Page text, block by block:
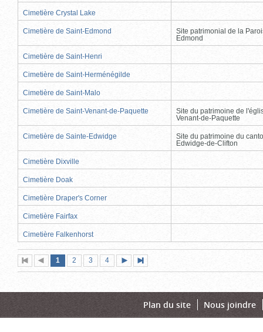
Cimetière Crystal Lake
Cimetière de Saint-Edmond
Site patrimonial de la
Edmond
Cimetière de Saint-Henri
Cimetière de Saint-Herménégilde
Cimetière de Saint-Malo
Cimetière de Saint-Venant-de-Paquette
Site du patrimoine de
Venant-de-Paquette
Cimetière de Sainte-Edwidge
Site du patrimoine du
Edwidge-de-Clifton
Cimetière Dixville
Cimetière Doak
Cimetière Draper's Corner
Cimetière Fairfax
Cimetière Falkenhorst
Première
page
Page
précédente
Page
1 (page
actuelle)
Page
2 Page
3 Page
4
suivante
page
Plan du site Nous joindre